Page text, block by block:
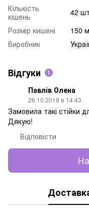
Кількість
кішень
42 шт
Розмір кишені
150
Виробник
Відгуки 1
Павлів Олена
26.10.2018 в 14:43
Замовила такі стійки
Дякую!
Відповісти